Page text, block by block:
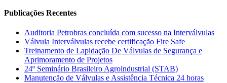
Publicações Recentes
Auditoria Petrobras concluída com sucesso na Interválvulas
Válvula Interválvulas recebe certificação Fire Safe
Treinamento de Lapidação De Válvulas de Segurança e
Aprimoramento de Projetos
24º Seminário Brasileiro Agroindustrial (STAB)
Manutenção de Válvulas e Assistência Técnica 24 horas